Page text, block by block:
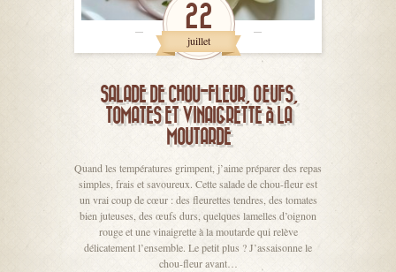
22
juillet
SALADE DE CHOU-FLEUR, ŒUFS,
TOMATES ET VINAIGRETTE À LA
MOUTARDE
Quand les températures grimpent, j’aime préparer des repas
simples, frais et savoureux. Cette salade de chou-fleur est
un vrai coup de cœur : des fleurettes tendres, des tomates
bien juteuses, des œufs durs, quelques lamelles d’oignon
rouge et une vinaigrette à la moutarde qui relève
délicatement l’ensemble. Le petit plus ? J’assaisonne le
chou-fleur avant…